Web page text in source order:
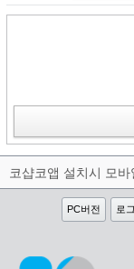
PC버전 로